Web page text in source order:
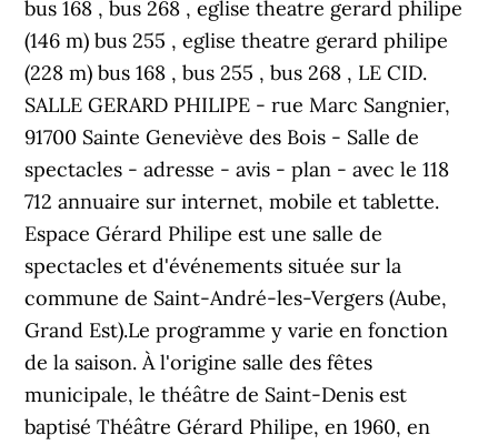
bus 168 , bus 268 , eglise theatre gerard philipe
(146 m) bus 255 , eglise theatre gerard philipe
(228 m) bus 168 , bus 255 , bus 268 , LE CID.
SALLE GERARD PHILIPE - rue Marc Sangnier,
91700 Sainte Geneviève des Bois - Salle de
spectacles - adresse - avis - plan - avec le 118
712 annuaire sur internet, mobile et tablette.
Espace Gérard Philipe est une salle de
spectacles et d'événements située sur la
commune de Saint-André-les-Vergers (Aube,
Grand Est).Le programme y varie en fonction
de la saison. À l'origine salle des fêtes
municipale, le théâtre de Saint-Denis est
baptisé Théâtre Gérard Philipe, en 1960, en